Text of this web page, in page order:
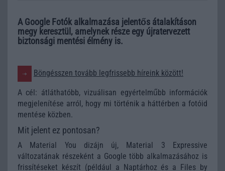
A Google Fotók alkalmazása jelentős átalakításon
megy keresztül, amelynek része egy újratervezett
biztonsági mentési élmény is.
Böngésszen tovább legfrissebb híreink között!
A cél: átláthatóbb, vizuálisan egyértelműbb információk
megjelenítése arról, hogy mi történik a háttérben a fotóid
mentése közben.
Mit jelent ez pontosan?
A Material You dizájn új, Material 3 Expressive
változatának részeként a Google több alkalmazásához is
frissítéseket készít (például a Naptárhoz és a Files by